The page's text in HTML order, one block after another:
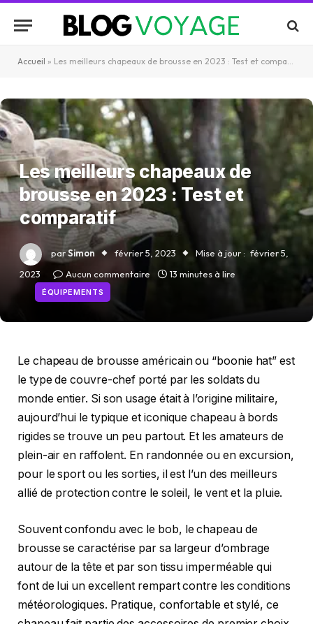
Accueil » Les meilleurs chapeaux de brousse en 2023 : Test et comparatif
Les meilleurs chapeaux de
brousse en 2023 : Test et
comparatif
parSimon février 5, 2023 Mise à jour : février 5,
2023
Aucun commentaire 13 minutes à lire
ÉQUIPEMENTS
Le chapeau de brousse américain ou “boonie hat” est
le type de couvre-chef porté par les soldats du
monde entier. Si son usage était à l’origine militaire,
aujourd’hui le typique et iconique chapeau à bords
rigides se trouve un peu partout. Et les amateurs de
plein-air en raffolent. En randonnée ou en excursion,
pour le sport ou les sorties, il est l’un des meilleurs
allié de protection contre le soleil, le vent et la pluie.
Souvent confondu avec le bob, le chapeau de
brousse se caractérise par sa largeur d’ombrage
autour de la tête et par son tissu imperméable qui
font de lui un excellent rempart contre les conditions
météorologiques. Pratique, confortable et stylé, ce